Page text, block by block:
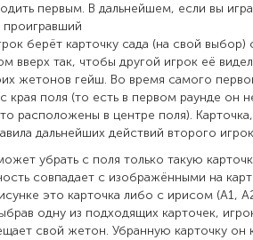
первым. В дальнейшем, если вы
берёт карточку сада (на свой выбор)
вверх так, чтобы другой игрок её
жетонов гейш. Во время само­го
с края поля (то есть в первом раунде он
расположены в центре поля).
дальнейших действий второго
убрать с поля только такую
совпадает с изображён­ными на
это карточка либо с ирисом (А1,
одну из подходящих карточек,
свой жетон. Убранную карточку он